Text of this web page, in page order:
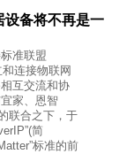
设备将不再是一
准联盟
连接物联网
互交流和协
家、恩智
联合之下，于
简
标准的前